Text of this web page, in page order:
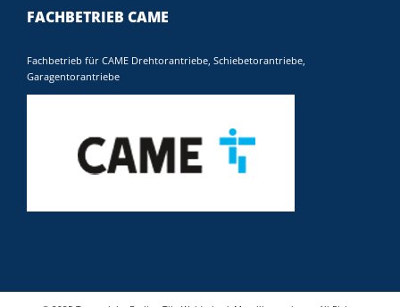
FACHBETRIEB CAME
Fachbetrieb für CAME Drehtorantriebe, Schiebetorantriebe,
Garagentorantriebe